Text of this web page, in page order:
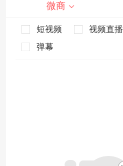
微商
短视频 视频直播
弹幕